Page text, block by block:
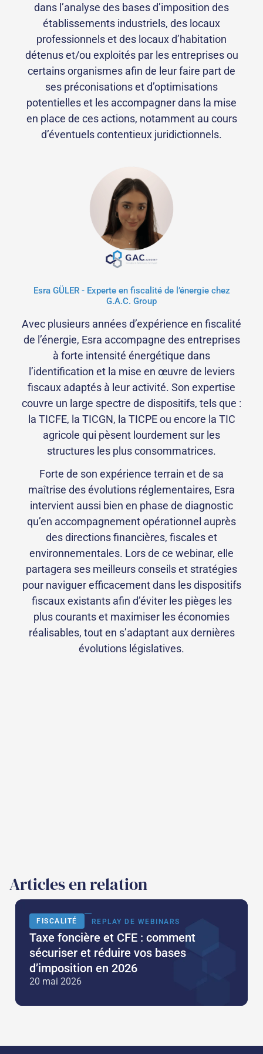
dans l’analyse des bases d’imposition des
établissements industriels, des locaux
professionnels et des locaux d’habitation
détenus et/ou exploités par les entreprises ou
certains organismes afin de leur faire part de
ses préconisations et d’optimisations
potentielles et les accompagner dans la mise
en place de ces actions, notamment au cours
d’éventuels contentieux juridictionnels.
Esra GÜLER - Experte en fiscalité de l’énergie chez
G.A.C. Group
Avec plusieurs années d’expérience en fiscalité
de l’énergie, Esra accompagne des entreprises
à forte intensité énergétique dans
l’identification et la mise en œuvre de leviers
fiscaux adaptés à leur activité. Son expertise
couvre un large spectre de dispositifs, tels que :
la TICFE, la TICGN, la TICPE ou encore la TIC
agricole qui pèsent lourdement sur les
structures les plus consommatrices.
Forte de son expérience terrain et de sa
maîtrise des évolutions réglementaires, Esra
intervient aussi bien en phase de diagnostic
qu’en accompagnement opérationnel auprès
des directions financières, fiscales et
environnementales. Lors de ce webinar, elle
partagera ses meilleurs conseils et stratégies
pour naviguer efficacement dans les dispositifs
fiscaux existants afin d’éviter les pièges les
plus courants et maximiser les économies
réalisables, tout en s’adaptant aux dernières
évolutions législatives.
Articles en relation
FISCALITÉ REPLAY DE WEBINARS
Taxe foncière et CFE : comment
sécuriser et réduire vos bases
d’imposition en 2026
20 mai 2026